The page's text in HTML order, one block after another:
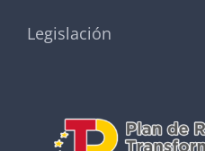
Legislación